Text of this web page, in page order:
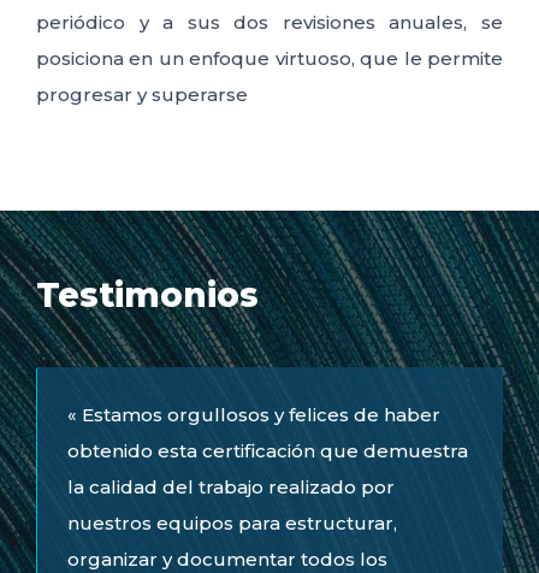
periódico y a sus dos revisiones anuales, se
posiciona en un enfoque virtuoso, que le permite
progresar y superarse
Testimonios
« Estamos orgullosos y felices de haber
obtenido esta certificación que demuestra
la calidad del trabajo realizado por
nuestros equipos para estructurar,
organizar y documentar todos los